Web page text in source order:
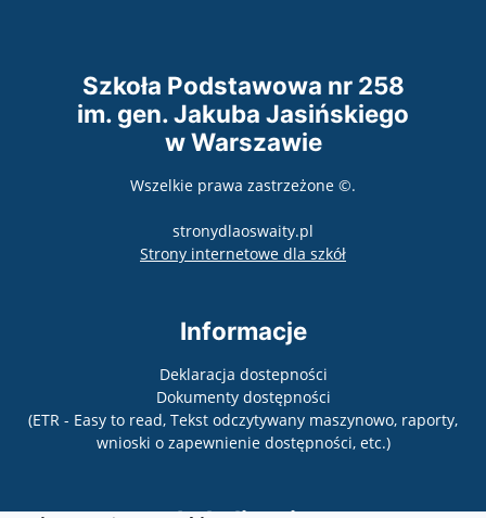
Szkoła Podstawowa nr 258
im. gen. Jakuba Jasińskiego
w Warszawie
Wszelkie prawa zastrzeżone ©.
stronydlaoswaity.pl
Strony internetowe dla szkółotwiera się w
Informacje
Deklaracja dostepności
Dokumenty dostępności
(ETR - Easy to read, Tekst odczytywany maszynowo, raporty,
wnioski o zapewnienie dostępności, etc.)